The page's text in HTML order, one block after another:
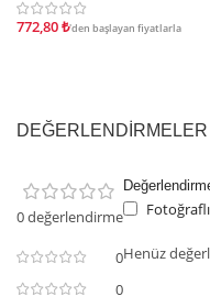
772,80₺'den başlayan fiyatlarla
DEĞERLENDIRMELER
0 değerlendirme
0
0
Henüz